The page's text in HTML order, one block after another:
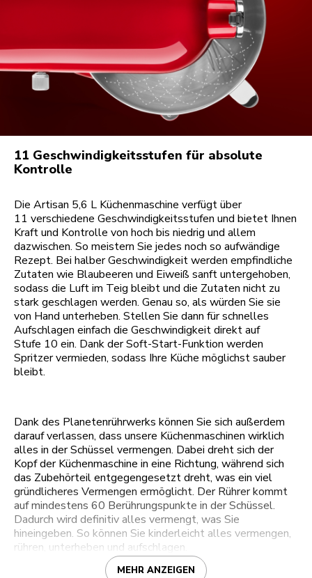
11 Geschwindigkeitsstufen für absolute
Kontrolle
Die Artisan 5,6 L Küchenmaschine verfügt über
11 verschiedene Geschwindigkeitsstufen und bietet Ihnen
Kraft und Kontrolle von hoch bis niedrig und allem
dazwischen. So meistern Sie jedes noch so aufwändige
Rezept. Bei halber Geschwindigkeit werden empfindliche
Zutaten wie Blaubeeren und Eiweiß sanft untergehoben,
sodass die Luft im Teig bleibt und die Zutaten nicht zu
stark geschlagen werden. Genau so, als würden Sie sie
von Hand unterheben. Stellen Sie dann für schnelles
Aufschlagen einfach die Geschwindigkeit direkt auf
Stufe 10 ein. Dank der Soft-Start-Funktion werden
Spritzer vermieden, sodass Ihre Küche möglichst sauber
bleibt.
Dank des Planetenrührwerks können Sie sich außerdem
darauf verlassen, dass unsere Küchenmaschinen wirklich
alles in der Schüssel vermengen. Dabei dreht sich der
Kopf der Küchenmaschine in eine Richtung, während sich
das Zubehörteil entgegengesetzt dreht, was ein viel
gründlicheres Vermengen ermöglicht. Der Rührer kommt
auf mindestens 60 Berührungspunkte in der Schüssel.
Dadurch wird definitiv alles vermengt, was Sie
hineingeben. So können Sie kinderleicht alles vermengen,
rühren, unterheben und aufschlagen.
MEHR ANZEIGEN